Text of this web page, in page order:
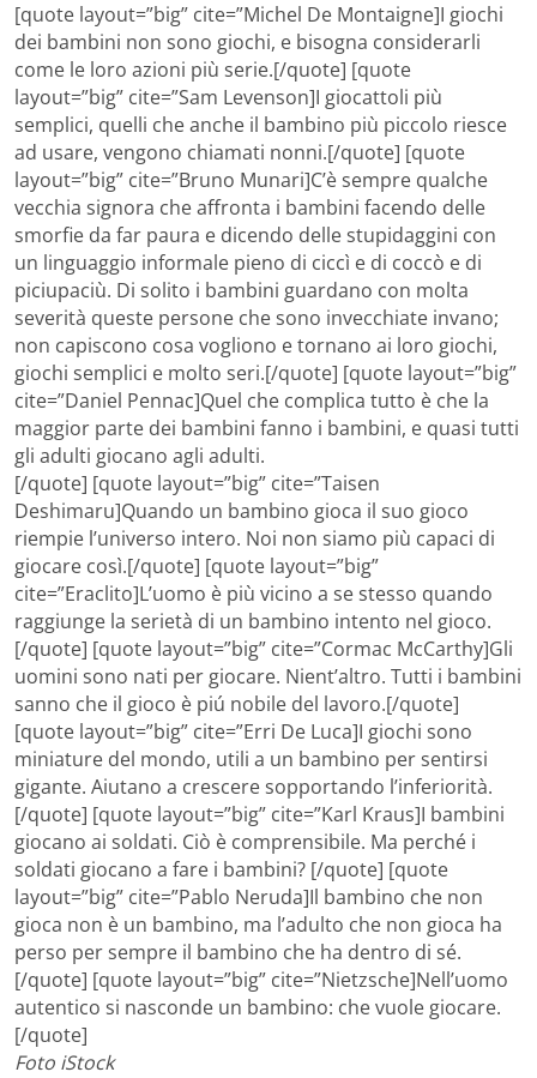
[quote layout=”big” cite=”Michel De Montaigne]I giochi
dei bambini non sono giochi, e bisogna considerarli
come le loro azioni più serie.[/quote] [quote
layout=”big” cite=”Sam Levenson]I giocattoli più
semplici, quelli che anche il bambino più piccolo riesce
ad usare, vengono chiamati nonni.[/quote] [quote
layout=”big” cite=”Bruno Munari]C’è sempre qualche
vecchia signora che affronta i bambini facendo delle
smorfie da far paura e dicendo delle stupidaggini con
un linguaggio informale pieno di ciccì e di coccò e di
piciupaciù. Di solito i bambini guardano con molta
severità queste persone che sono invecchiate invano;
non capiscono cosa vogliono e tornano ai loro giochi,
giochi semplici e molto seri.[/quote] [quote layout=”big”
cite=”Daniel Pennac]Quel che complica tutto è che la
maggior parte dei bambini fanno i bambini, e quasi tutti
gli adulti giocano agli adulti.
[/quote] [quote layout=”big” cite=”Taisen
Deshimaru]Quando un bambino gioca il suo gioco
riempie l’universo intero. Noi non siamo più capaci di
giocare così.[/quote] [quote layout=”big”
cite=”Eraclito]L’uomo è più vicino a se stesso quando
raggiunge la serietà di un bambino intento nel gioco.
[/quote] [quote layout=”big” cite=”Cormac McCarthy]Gli
uomini sono nati per giocare. Nient’altro. Tutti i bambini
sanno che il gioco è piú nobile del lavoro.[/quote]
[quote layout=”big” cite=”Erri De Luca]I giochi sono
miniature del mondo, utili a un bambino per sentirsi
gigante. Aiutano a crescere sopportando l’inferiorità.
[/quote] [quote layout=”big” cite=”Karl Kraus]I bambini
giocano ai soldati. Ciò è comprensibile. Ma perché i
soldati giocano a fare i bambini? [/quote] [quote
layout=”big” cite=”Pablo Neruda]Il bambino che non
gioca non è un bambino, ma l’adulto che non gioca ha
perso per sempre il bambino che ha dentro di sé.
[/quote] [quote layout=”big” cite=”Nietzsche]Nell’uomo
autentico si nasconde un bambino: che vuole giocare.
[/quote]
Foto iStock